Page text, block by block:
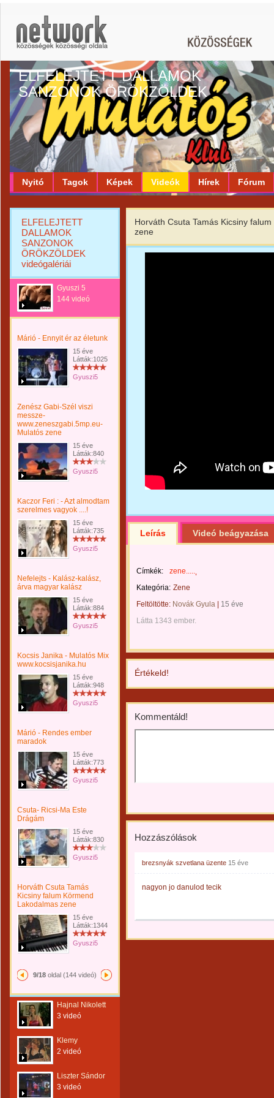
ELFELEJTETT DALLAMOK
SANZONOK ÖRÖKZÖLDEK
Nyitó Tagok Képek Videók Hírek Fórum
ELFELEJTETT
DALLAMOK
SANZONOK
ÖRÖKZÖLDEK
videógalériái
Gyuszi 5
144 videó
Márió - Ennyit ér az életunk
15 éve
Látták:1025
Gyuszi5
Zenész Gabi-Szél viszi
messze-
www.zeneszgabi.5mp.eu-
Mulatós zene
15 éve
Látták:840
Gyuszi5
Kaczor Feri : - Azt almodtam
szerelmes vagyok ....!
15 éve
Látták:735
Gyuszi5
Nefelejts - Kalász-kalász,
árva magyar kalász
15 éve
Látták:884
Gyuszi5
Kocsis Janika - Mulatós Mix
www.kocsisjanika.hu
15 éve
Látták:948
Gyuszi5
Márió - Rendes ember
maradok
15 éve
Látták:773
Gyuszi5
Csuta- Ricsi-Ma Este
Drágám
15 éve
Látták:830
Gyuszi5
Horváth Csuta Tamás
Kicsiny falum Körmend
Lakodalmas zene
15 éve
Látták:1344
Gyuszi5
9/18 oldal (144 videó)
Hajnal Nikolett
3 videó
Klemy
2 videó
Liszter Sándor
3 videó
Horváth Csuta Tamás Kicsiny
zene
Leírás Videó beágyazása
Címkék:
zene.....
Kategória: Zene
Feltöltötte: Novák Gyula
15 éve
Látta 1343 ember.
Értékeld!
Kommentáld!
Hozzászólások
brezsnyák szvetlana üzente 15 éve
nagyon jo danulod tecik